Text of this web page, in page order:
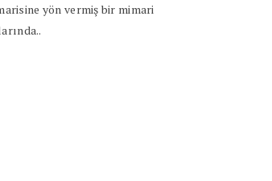
yön vermiş bir mimari